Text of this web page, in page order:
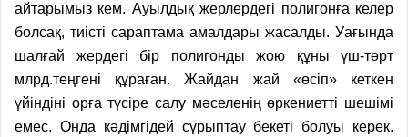
айтарымыз кем. Ауылдық жерлердегі полигонға келер
болсақ, тиісті сараптама амалдары жасалды. Уағында
шалғай жердегі бір полигонды жою құны үш-төрт
млрд.теңгені құраған. Жайдан жай «өсіп» кеткен
үйіндіні орға түсіре салу мәселенің өркениетті шешімі
емес. Онда кәдімгідей сұрыптау бекеті болуы керек.